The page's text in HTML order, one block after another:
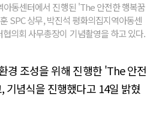
아동센터에서 진행된 'The 안전한 행복꿈
SPC 상무, 박진석 평화의집지역아동센
의회 사무총장이 기념촬영을 하고 있다.
경 조성을 위해 진행한 'The 안전
기념식을 진행했다고 14일 밝혔